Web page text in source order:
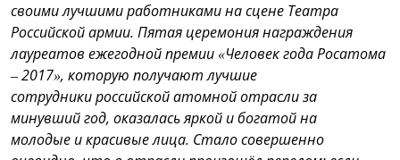
своими лучшими работниками на сцене Театра
Российской армии. Пятая церемония награждения
лауреатов ежегодной премии «Человек года Росатома
– 2017», которую получают лучшие
сотрудники российской атомной отрасли за
минувший год, оказалась яркой и богатой на
молодые и красивые лица. Стало совершенно